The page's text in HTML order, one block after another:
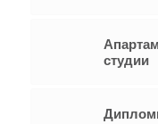
студии